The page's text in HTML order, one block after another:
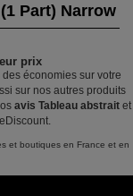
Part) Narrow
prix
économies sur votre
sur nos autres produits
avis Tableau abstrait et
et boutiques en France et en